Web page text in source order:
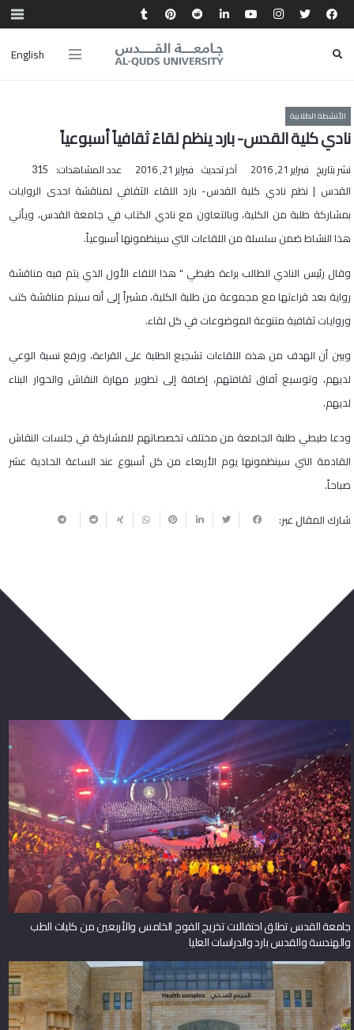
English
الأنشطة الطلابية
نادي كلية القدس- بارد ينظم لقاءً ثقافياً أسبوعياً
نشر بتاريخ فبراير 21, 2016 آخر تحديث فبراير 21, 2016 عدد المشاهدات: 315
القدس | نظم نادي كلية القدس- بارد اللقاء الثقافي لمناقشة احدى الروايات
بمشاركة طلبة من الكلية، وبالتعاون مع نادي الكتاب في جامعة القدس، ويأتي
هذا النشاط ضمن سلسلة من اللقاءات التي سينظمونها أسبوعياً.
وقال رئيس النادي الطالب براءة طيطي " هذا اللقاء الأول الذي يتم فيه مناقشة
رواية بعد قراءتها مع مجموعة من طلبة الكلية، مشيراً إلى أنه سيتم مناقشة كتب
وروايات ثقافية متنوعة الموضوعات في كل لقاء.
وبين أن الهدف من هذه اللقاءات تشجيع الطلبة على القراءة، ورفع نسبة الوعي
لديهم، وتوسيع آفاق ثقافتهم، إضافة إلى تطوير مهارة النقاش والحوار البناء
لديهم.
ودعا طيطي طلبة الجامعة من مختلف تخصصاتهم للمشاركة في جلسات النقاش
القادمة التي سينظمونها يوم الأربعاء من كل أسبوع عند الساعة الحادية عشر
صباحاً.
شارك المقال عبر:
جامعة القدس تطلق احتفالات تخريج الفوج الخامس والأربعين من كليات الطب
والهندسة والقدس بارد والدراسات العليا